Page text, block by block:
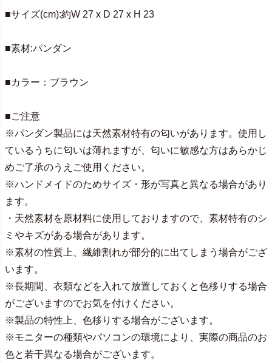
■サイズ(cm):約W 27 x D 27 x H 23
■素材:パンダン
■カラー：ブラウン
■ご注意
※パンダン製品には天然素材特有の匂いがあります。使用し
ているうちに匂いは薄れますが、匂いに敏感な方はあらかじ
めご了承のうえご使用ください。
※ハンドメイドのためサイズ・形が写真と異なる場合があり
ます。
・天然素材を原材料に使用しておりますので、素材特有のシ
ミやキズがある場合があります。
※素材の性質上、繊維割れが部分的に出てしまう場合がござ
います。
※長期間、衣類などを入れて放置しておくと色移りする場合
がございますのでお気を付けください。
※製品の特性上、色移りする場合がございます。
※モニターの種類やパソコンの環境により、実際の商品のお
色と若干異なる場合がございます。